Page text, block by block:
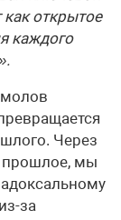
открытое
каждого
Через
прошлое, мы
за